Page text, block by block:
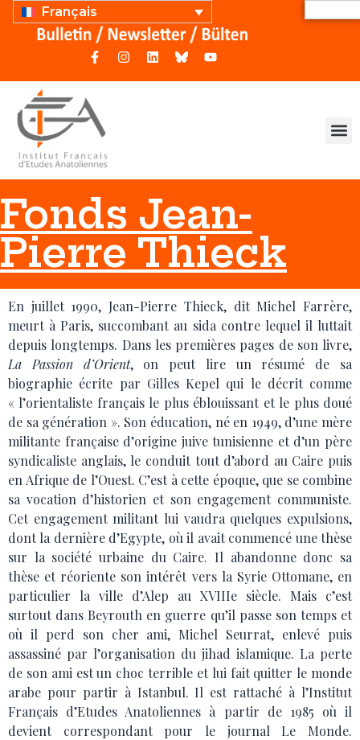
Français
Fonds Jean-
Pierre Thieck
En juillet 1990, Jean-Pierre Thieck, dit Michel Farrère,
meurt à Paris, succombant au sida contre lequel il luttait
depuis longtemps. Dans les premières pages de son livre,
La Passion d’Orient, on peut lire un résumé de sa
biographie écrite par Gilles Kepel qui le décrit comme
« l’orientaliste français le plus éblouissant et le plus doué
de sa génération ». Son éducation, né en 1949, d’une mère
militante française d’origine juive tunisienne et d’un père
syndicaliste anglais, le conduit tout d’abord au Caire puis
en Afrique de l’Ouest. C’est à cette époque, que se combine
sa vocation d’historien et son engagement communiste.
Cet engagement militant lui vaudra quelques expulsions,
dont la dernière d’Egypte, où il avait commencé une thèse
sur la société urbaine du Caire. Il abandonne donc sa
thèse et réoriente son intérêt vers la Syrie Ottomane, en
particulier la ville d’Alep au XVIIIe siècle. Mais c’est
surtout dans Beyrouth en guerre qu’il passe son temps et
où il perd son cher ami, Michel Seurrat, enlevé puis
assassiné par l’organisation du jihad islamique. La perte
de son ami est un choc terrible et lui fait quitter le monde
arabe pour partir à Istanbul. Il est rattaché à l’Institut
Français d’Etudes Anatoliennes à partir de 1985 où il
devient correspondant pour le journal Le Monde.